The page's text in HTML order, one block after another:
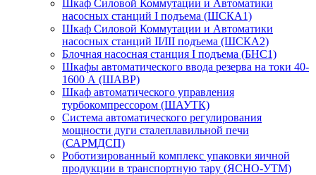
Шкаф Силовой Коммутации и Автоматики
насосных станций I подъема (ШСКА1)
Шкаф Силовой Коммутации и Автоматики
насосных станций II/III подъема (ШСКА2)
Блочная насосная станция I подъема (БНС1)
Шкафы автоматического ввода резерва на токи 40-
1600 А (ШАВР)
Шкаф автоматического управления
турбокомпрессором (ШАУТК)
Система автоматического регулирования
мощности дуги сталеплавильной печи
(САРМДСП)
Роботизированный комплекс упаковки яичной
продукции в транспортную тару (ЯСНО-УТМ)